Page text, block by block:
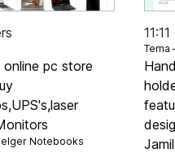
pc store
Notebooks
Tema